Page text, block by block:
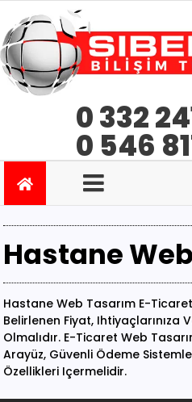
0 332
0 546
Hastane
Hastane Web Tasarım E-
Belirlenen Fiyat, Ihtiyaçlarınıza
Olmalıdır. E-Ticaret Web
Arayüz, Güvenli Ödeme
Özellikleri Içermelidir.